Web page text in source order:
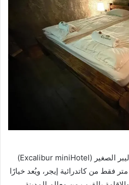
يقع مكان الإقامة فندق إكسكاليبر الصغير (Excalibur miniHotel)
في مدينة إيجر، على بُعد 800 متر فقط من كاتدرائية إيجر، ويُعد خيارًا